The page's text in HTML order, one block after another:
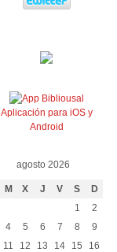
Aplicación para iOS y
Android
agosto 2026
M X J V S D
1
2
4 5 6 7 8
9
11 12 13 14 15
16